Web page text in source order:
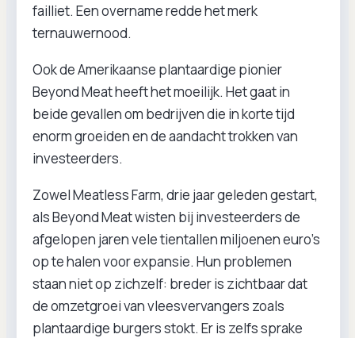
failliet. Een overname redde het merk
ternauwernood.
Ook de Amerikaanse plantaardige pionier
Beyond Meat heeft het moeilijk. Het gaat in
beide gevallen om bedrijven die in korte tijd
enorm groeiden en de aandacht trokken van
investeerders.
Zowel Meatless Farm, drie jaar geleden gestart,
als Beyond Meat wisten bij investeerders de
afgelopen jaren vele tientallen miljoenen euro’s
op te halen voor expansie. Hun problemen
staan niet op zichzelf: breder is zichtbaar dat
de omzetgroei van vleesvervangers zoals
plantaardige burgers stokt. Er is zelfs sprake